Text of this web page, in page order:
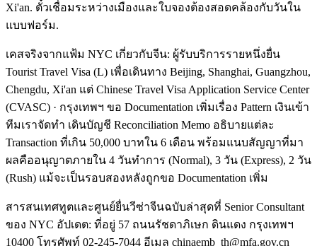
Xi'an. ตั๋วเชื่อมระหว่างเมืองและใบจองต้องสอดคล้องกับวันใน
แบบฟอร์ม.
เคสจริงจากแฟ้ม NYC เกี่ยวกับจีน: ผู้รับบริการรายหนึ่งยื่น
Tourist Travel Visa (L) เพื่อเดินทาง Beijing, Shanghai, Guangzhou,
Chengdu, Xi'an แต่ Chinese Travel Visa Application Service Center
(CVASC) · กรุงเทพฯ ขอ Documentation เพิ่มเรื่อง Pattern เงินเข้า
ทีมเราจัดทำ เดินบัญชี Reconciliation Memo อธิบายแต่ละ
Transaction ที่เกิน 50,000 บาทใน 6 เดือน พร้อมแนบสัญญาที่มา
ผลคืออนุญาตภายใน 4 วันทำการ (Normal), 3 วัน (Express), 2 วัน
(Rush) แม้จะเป็นรอบสองหลังถูกขอ Documentation เพิ่ม
สารสนเทศทูตและศูนย์ยื่นวีซ่าจีนฉบับล่าสุดที่ Senior Consultant
ของ NYC อัปเดต: ที่อยู่ 57 ถนนรัชดาภิเษก ดินแดง กรุงเทพฯ
10400 โทรศัพท์ 02-245-7044 อีเมล chinaemb_th@mfa.gov.cn